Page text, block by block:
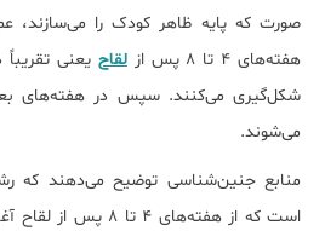
صورت که پایه ظاهر کودک را می‌سازند،
هفته‌های ۴ تا ۸ پس از
لقاح یعنی
شکل‌گیری می‌کنند. سپس در هفته‌های
می‌شوند.
منابع جنین‌شناسی توضیح می‌دهند که